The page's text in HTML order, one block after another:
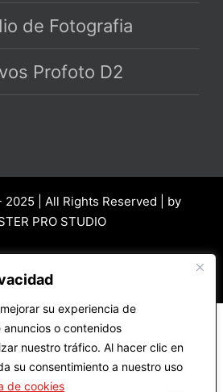
su experiencia de
o contenidos
nuestro tráfico. Al hacer clic en
su consentimiento a nuestro uso
de cookies
de Fotografia
Profoto D2
| All Rights Reserved | by
PRO STUDIO
InstagramFacebook